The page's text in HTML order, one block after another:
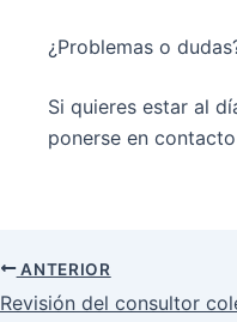
¿Problemas o
Si quieres estar al
ponerse en
Navegación
de
ANTERIOR
Revisión del consultor